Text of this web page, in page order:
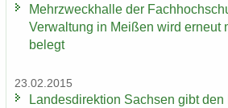
Mehr­zweck­hal­le der
Ver­wal­tung in Mei­ßen wird er­neut
be­legt
23.02.2015
Lan­des­di­rek­ti­on Sach­sen gibt